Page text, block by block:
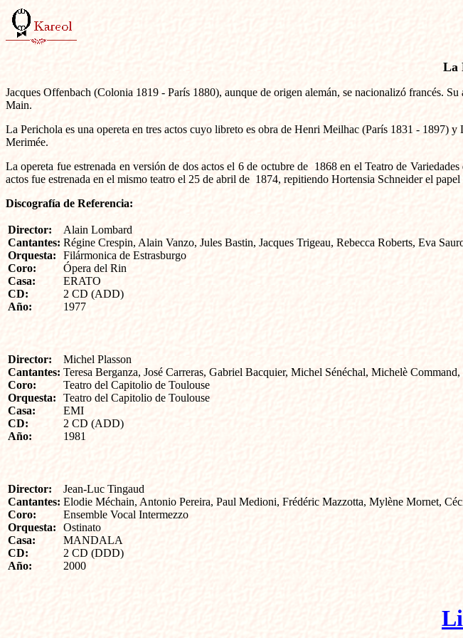
La
Jacques Offenbach (Colonia 1819 - París 1880), aunque de origen alemán, se nacionalizó francés.
Main.
La Perichola es una opereta en tres actos cuyo libreto es obra de Henri Meilhac (París 1831 -
Merimée.
La opereta fue estrenada en versión de dos actos el 6 de octubre de 1868 en el Teatro de
actos fue estrenada en el mismo teatro el 25 de abril de 1874, repitiendo Hortensia Schneider el papel
Discografía de Referencia:
Director:
Cantantes:
Orquesta:
Coro:
Casa:
CD:
Año:
Alain Lombard
Régine Crespin, Alain Vanzo, Jules Bastin, Jacques Trigeau, Rebecca Roberts, Eva
Filármonica de Estrasburgo
Ópera del Rin
ERATO
2 CD (ADD)
1977
Director:
Cantantes:
Coro:
Orquesta:
Casa:
CD:
Año:
Michel Plasson
Teresa Berganza, José Carreras, Gabriel Bacquier, Michel Sénéchal, Michelè
Teatro del Capitolio de Toulouse
Teatro del Capitolio de Toulouse
EMI
2 CD (ADD)
1981
Director:
Cantantes:
Coro:
Orquesta:
Casa:
CD:
Año:
Jean-Luc Tingaud
Elodie Méchain, Antonio Pereira, Paul Medioni, Frédéric Mazzotta, Mylène Mornet,
Ensemble Vocal Intermezzo
Ostinato
MANDALA
2 CD (DDD)
2000